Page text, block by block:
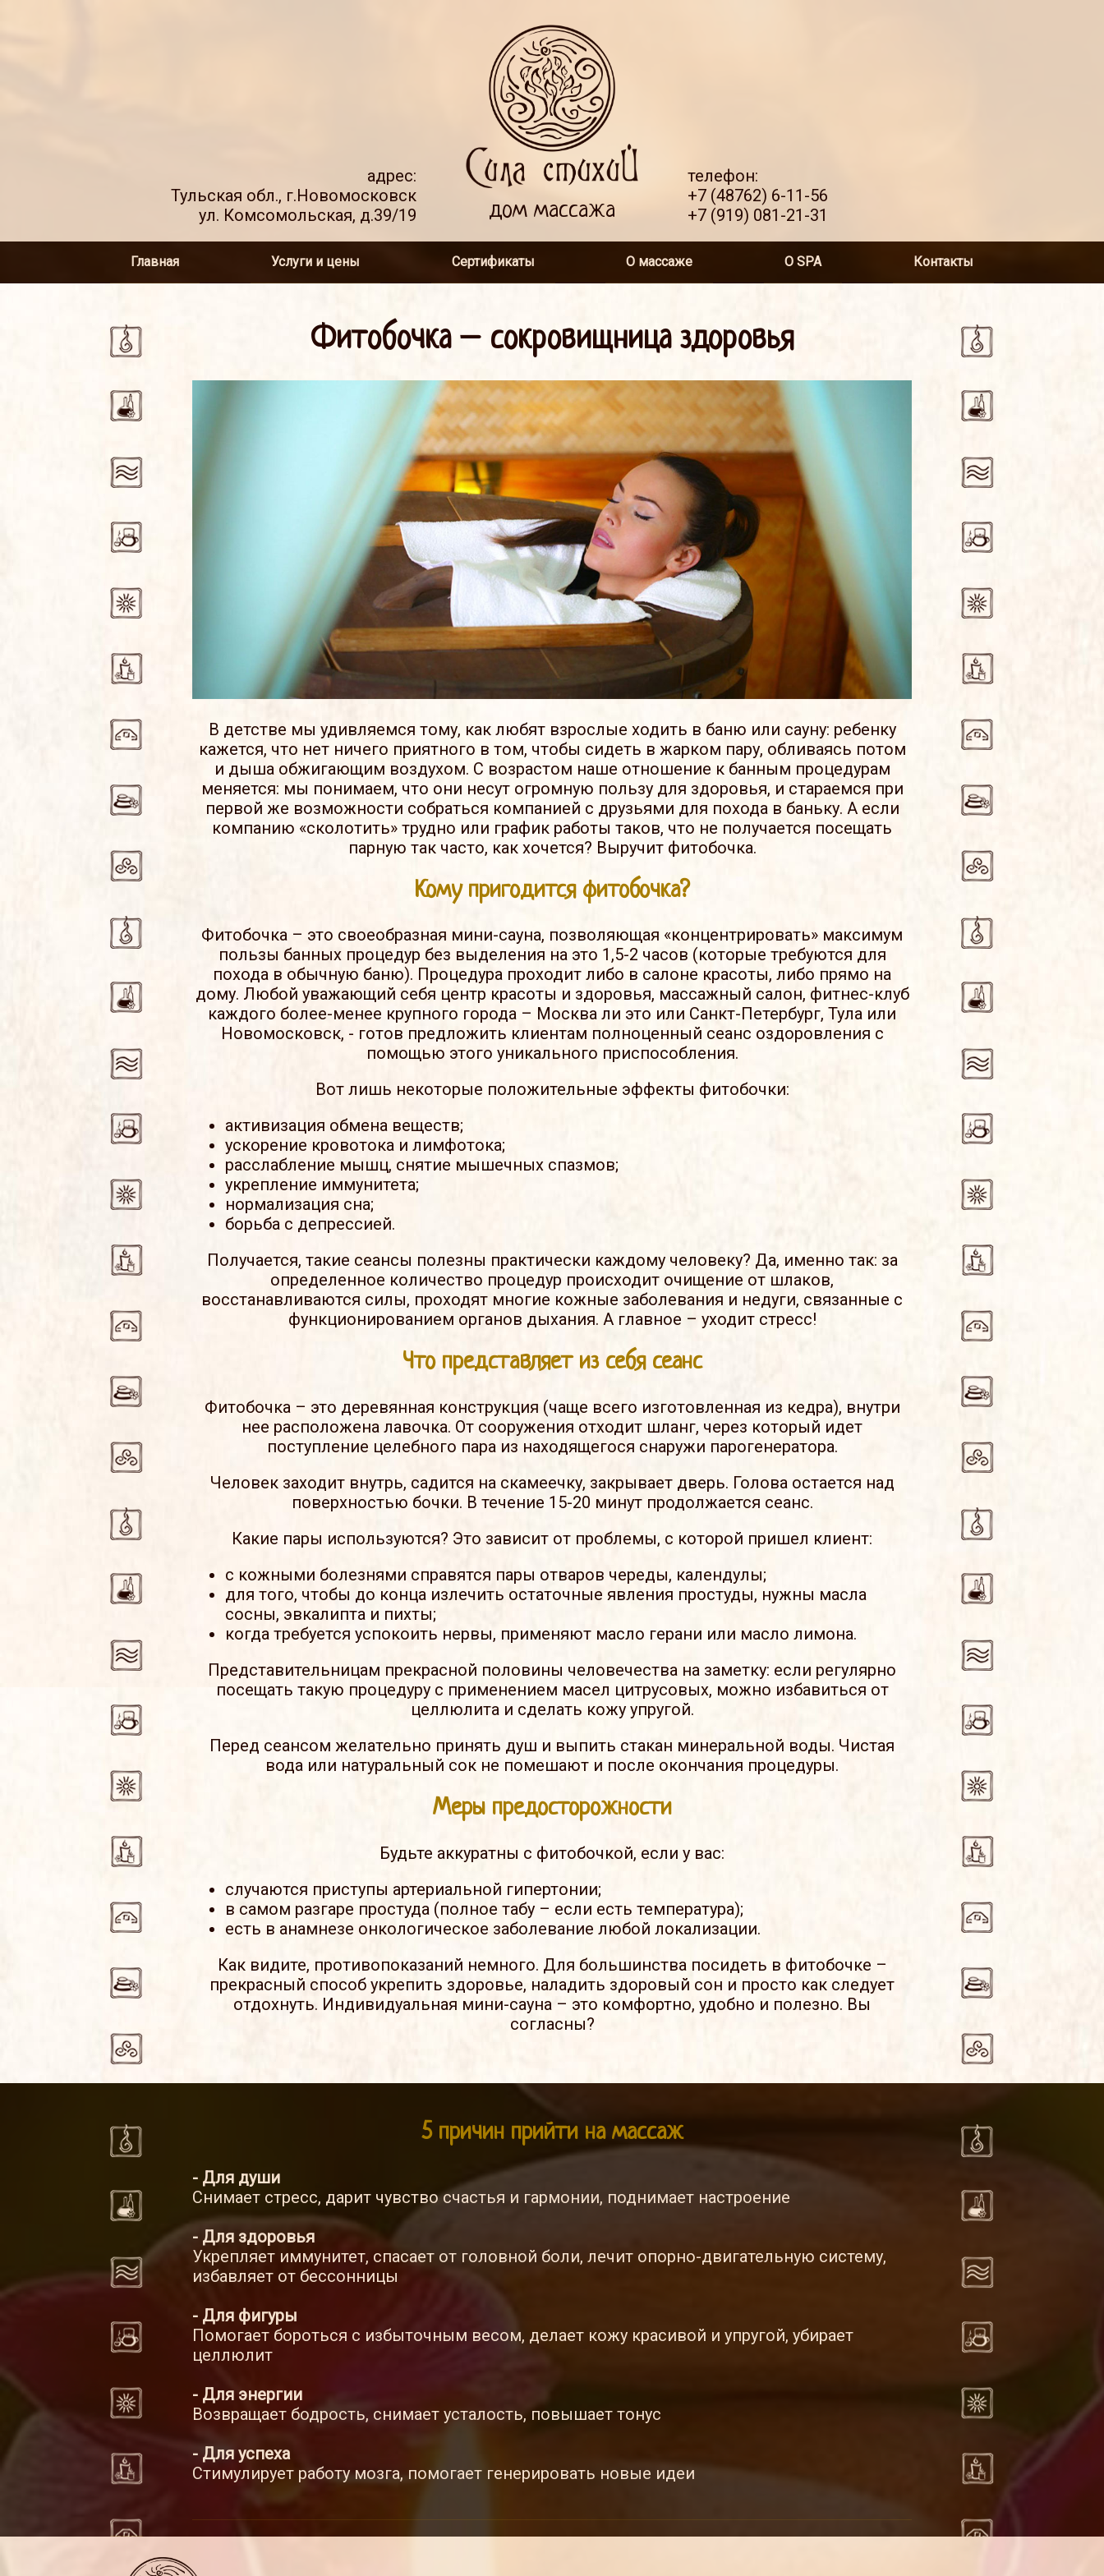
адрес:
Тульская обл., г.Новомосковск
ул. Комсомольская, д.39/19
дом массажа
телефон:
+7 (48762) 6-11-56
+7 (919) 081-21-31
Главная Услуги и цены Сертификаты О массаже О SPA Контакты
Фитобочка – сокровищница здоровья
В детстве мы удивляемся тому, как любят взрослые ходить в баню или сауну: ребенку
кажется, что нет ничего приятного в том, чтобы сидеть в жарком пару, обливаясь потом
и дыша обжигающим воздухом. С возрастом наше отношение к банным процедурам
меняется: мы понимаем, что они несут огромную пользу для здоровья, и стараемся при
первой же возможности собраться компанией с друзьями для похода в баньку. А если
компанию «сколотить» трудно или график работы таков, что не получается посещать
парную так часто, как хочется? Выручит фитобочка.
Кому пригодится фитобочка?
Фитобочка – это своеобразная мини-сауна, позволяющая «концентрировать» максимум
пользы банных процедур без выделения на это 1,5-2 часов (которые требуются для
похода в обычную баню). Процедура проходит либо в салоне красоты, либо прямо на
дому. Любой уважающий себя центр красоты и здоровья, массажный салон, фитнес-клуб
каждого более-менее крупного города – Москва ли это или Санкт-Петербург, Тула или
Новомосковск, - готов предложить клиентам полноценный сеанс оздоровления с
помощью этого уникального приспособления.
Вот лишь некоторые положительные эффекты фитобочки:
активизация обмена веществ;
ускорение кровотока и лимфотока;
расслабление мышц, снятие мышечных спазмов;
укрепление иммунитета;
нормализация сна;
борьба с депрессией.
Получается, такие сеансы полезны практически каждому человеку? Да, именно так: за
определенное количество процедур происходит очищение от шлаков,
восстанавливаются силы, проходят многие кожные заболевания и недуги, связанные с
функционированием органов дыхания. А главное – уходит стресс!
Что представляет из себя сеанс
Фитобочка – это деревянная конструкция (чаще всего изготовленная из кедра), внутри
нее расположена лавочка. От сооружения отходит шланг, через который идет
поступление целебного пара из находящегося снаружи парогенератора.
Человек заходит внутрь, садится на скамеечку, закрывает дверь. Голова остается над
поверхностью бочки. В течение 15-20 минут продолжается сеанс.
Какие пары используются? Это зависит от проблемы, с которой пришел клиент:
с кожными болезнями справятся пары отваров череды, календулы;
для того, чтобы до конца излечить остаточные явления простуды, нужны масла
сосны, эвкалипта и пихты;
когда требуется успокоить нервы, применяют масло герани или масло лимона.
Представительницам прекрасной половины человечества на заметку: если регулярно
посещать такую процедуру с применением масел цитрусовых, можно избавиться от
целлюлита и сделать кожу упругой.
Перед сеансом желательно принять душ и выпить стакан минеральной воды. Чистая
вода или натуральный сок не помешают и после окончания процедуры.
Меры предосторожности
Будьте аккуратны с фитобочкой, если у вас:
случаются приступы артериальной гипертонии;
в самом разгаре простуда (полное табу – если есть температура);
есть в анамнезе онкологическое заболевание любой локализации.
Как видите, противопоказаний немного. Для большинства посидеть в фитобочке –
прекрасный способ укрепить здоровье, наладить здоровый сон и просто как следует
отдохнуть. Индивидуальная мини-сауна – это комфортно, удобно и полезно. Вы
согласны?
5 причин прийти на массаж
- Для души
Снимает стресс, дарит чувство счастья и гармонии, поднимает настроение
- Для здоровья
Укрепляет иммунитет, спасает от головной боли, лечит опорно-двигательную систему,
избавляет от бессонницы
- Для фигуры
Помогает бороться с избыточным весом, делает кожу красивой и упругой, убирает
целлюлит
- Для энергии
Возвращает бодрость, снимает усталость, повышает тонус
- Для успеха
Стимулирует работу мозга, помогает генерировать новые идеи